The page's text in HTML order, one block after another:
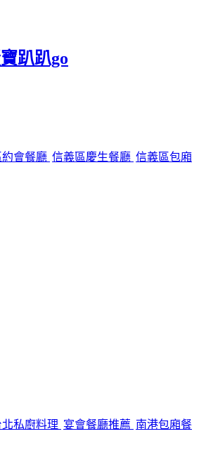
趴趴go
會餐廳 信義區慶生餐廳 信義區包廂
北私廚料理 宴會餐廳推薦 南港包廂餐